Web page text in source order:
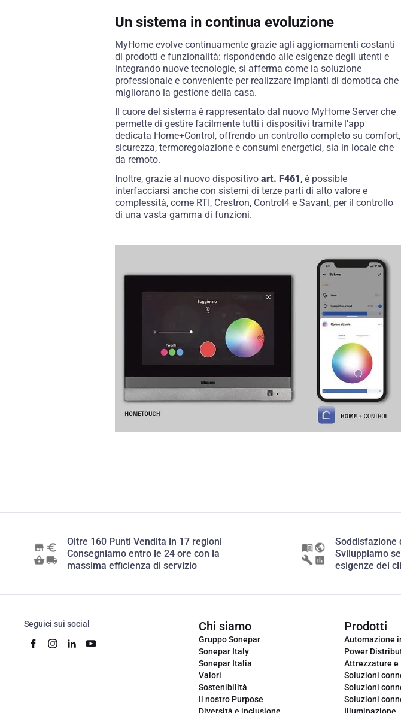
Un sistema in continua evoluzione
MyHome evolve continuamente grazie agli aggiornamenti costanti
di prodotti e funzionalità: rispondendo alle esigenze degli utenti e
integrando nuove tecnologie, si afferma come la soluzione
professionale e conveniente per realizzare impianti di domotica che
migliorano la gestione della casa.
Il cuore del sistema è rappresentato dal nuovo MyHome Server che
permette di gestire facilmente tutti i dispositivi tramite l’app
dedicata Home+Control, offrendo un controllo completo su comfort,
sicurezza, termoregolazione e consumi energetici, sia in locale che
da remoto.
Inoltre, grazie al nuovo dispositivo art. F461, è possible
interfacciarsi anche con sistemi di terze parti di alto valore e
complessità, come RTI, Crestron, Control4 e Savant, per il controllo
di una vasta gamma di funzioni.
Oltre 160 Punti Vendita in 17 regioni
Consegniamo entro le 24 ore con la
massima efficienza di servizio
Soddisfazione
Sviluppiamo
esigenze dei
Seguici sui social Chi siamo
Gruppo Sonepar
Sonepar Italy
Sonepar Italia
Valori
Sostenibilità
Il nostro Purpose
Prodotti
Automazione
Power
Attrezzature
Soluzioni
Soluzioni
Soluzioni